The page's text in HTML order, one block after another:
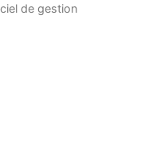
de gestion